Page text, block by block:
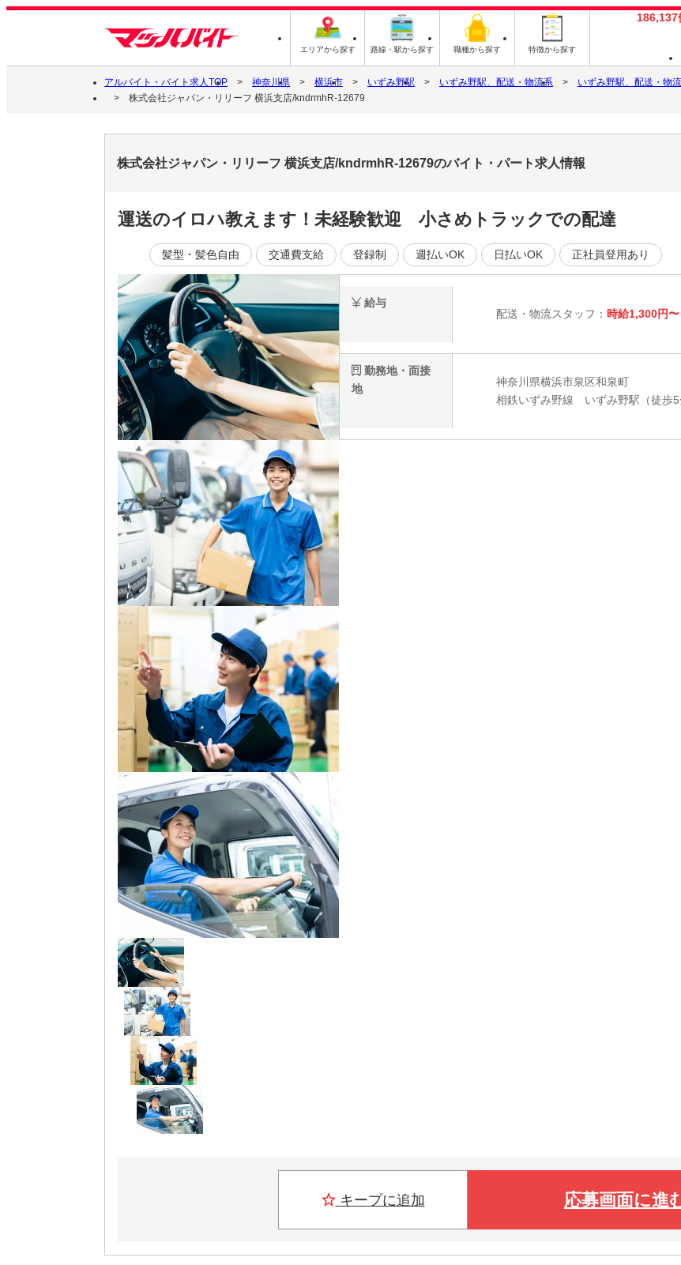
エリアから探す 路線・駅から探す 職種から探す 特徴から探す
186,137
アルバイト・バイト求人TOP 神奈川県 横浜市 いずみ野駅 いずみ野駅、配送・物流系
いずみ野駅、配送・物
株式会社ジャパン・リリーフ 横浜支店/kndrmhR-12679
株式会社ジャパン・リリーフ 横浜支店/kndrmhR-12679のバイト・パート求人情報
運送のイロハ教えます！未経験歓迎 小さめトラックでの配達
髪型・髪色自由 交通費支給 登録制 週払いOK 日払いOK 正社員登用あり
給与
配送・物流スタッフ： 時給1,300円〜
勤務地・面接
地
神奈川県横浜市泉区和泉町
相鉄いずみ野線 いずみ野駅（徒歩5
キープに追加 応募画面に進